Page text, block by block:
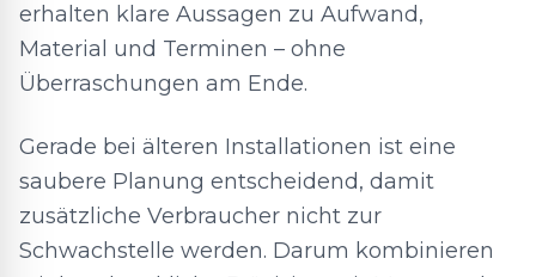
erhalten klare Aussagen zu Aufwand,
Material und Terminen – ohne
Überraschungen am Ende.
Gerade bei älteren Installationen ist eine
saubere Planung entscheidend, damit
zusätzliche Verbraucher nicht zur
Schwachstelle werden. Darum kombinieren